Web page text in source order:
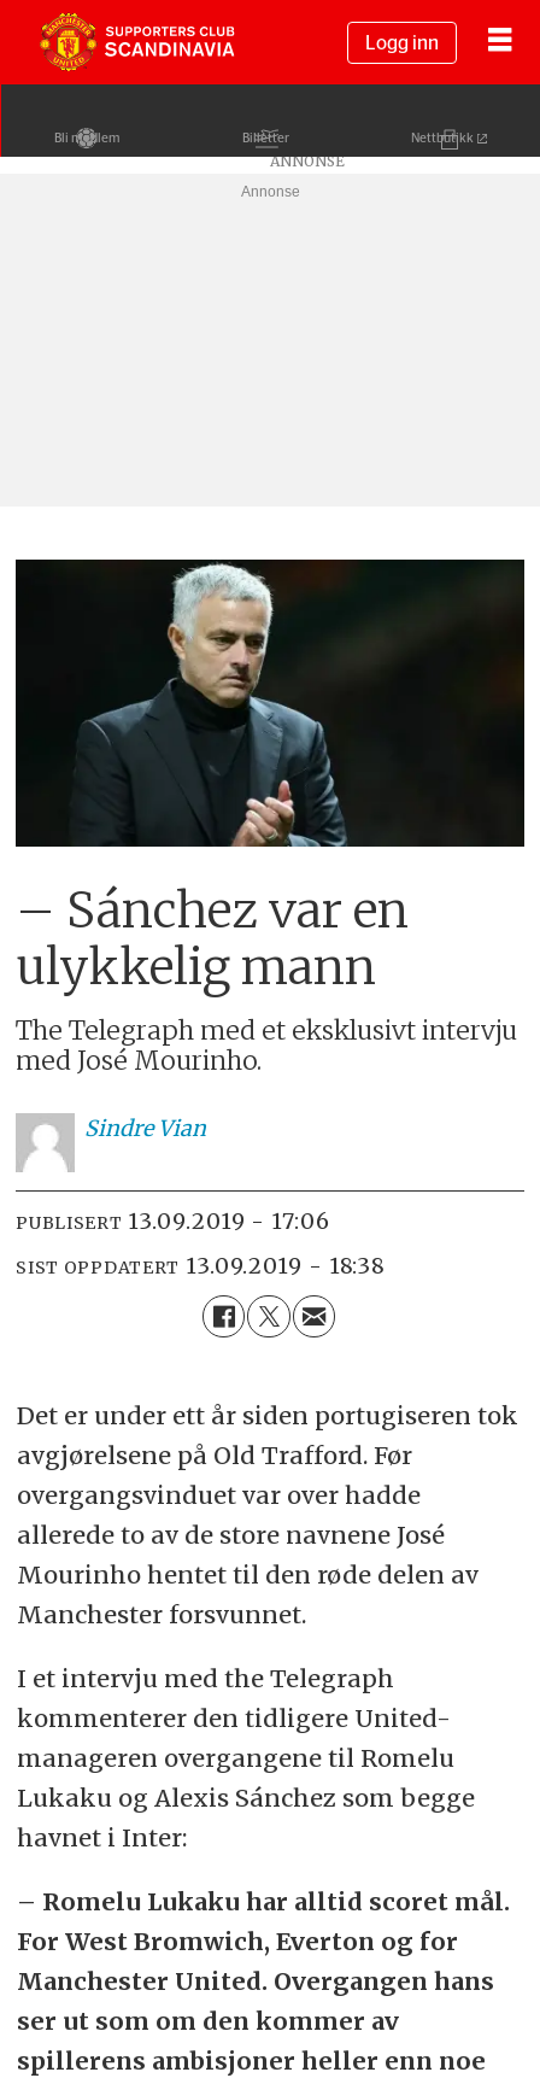
Logg inn
Bli medlem Billetter Nettbutikk
Annonse
– Sánchez var en
ulykkelig mann
The Telegraph med et eksklusivt intervju
med José Mourinho.
Sindre Vian
PUBLISERT 13.09.2019 - 17:06
SIST OPPDATERT 13.09.2019 - 18:38
Det er under ett år siden portugiseren tok
avgjørelsene på Old Trafford. Før
overgangsvinduet var over hadde
allerede to av de store navnene José
Mourinho hentet til den røde delen av
Manchester forsvunnet.
I et intervju med the Telegraph
kommenterer den tidligere United-
manageren overgangene til Romelu
Lukaku og Alexis Sánchez som begge
havnet i Inter:
– Romelu Lukaku har alltid scoret mål.
For West Bromwich, Everton og for
Manchester United. Overgangen hans
ser ut som om den kommer av
spillerens ambisjoner heller enn noe